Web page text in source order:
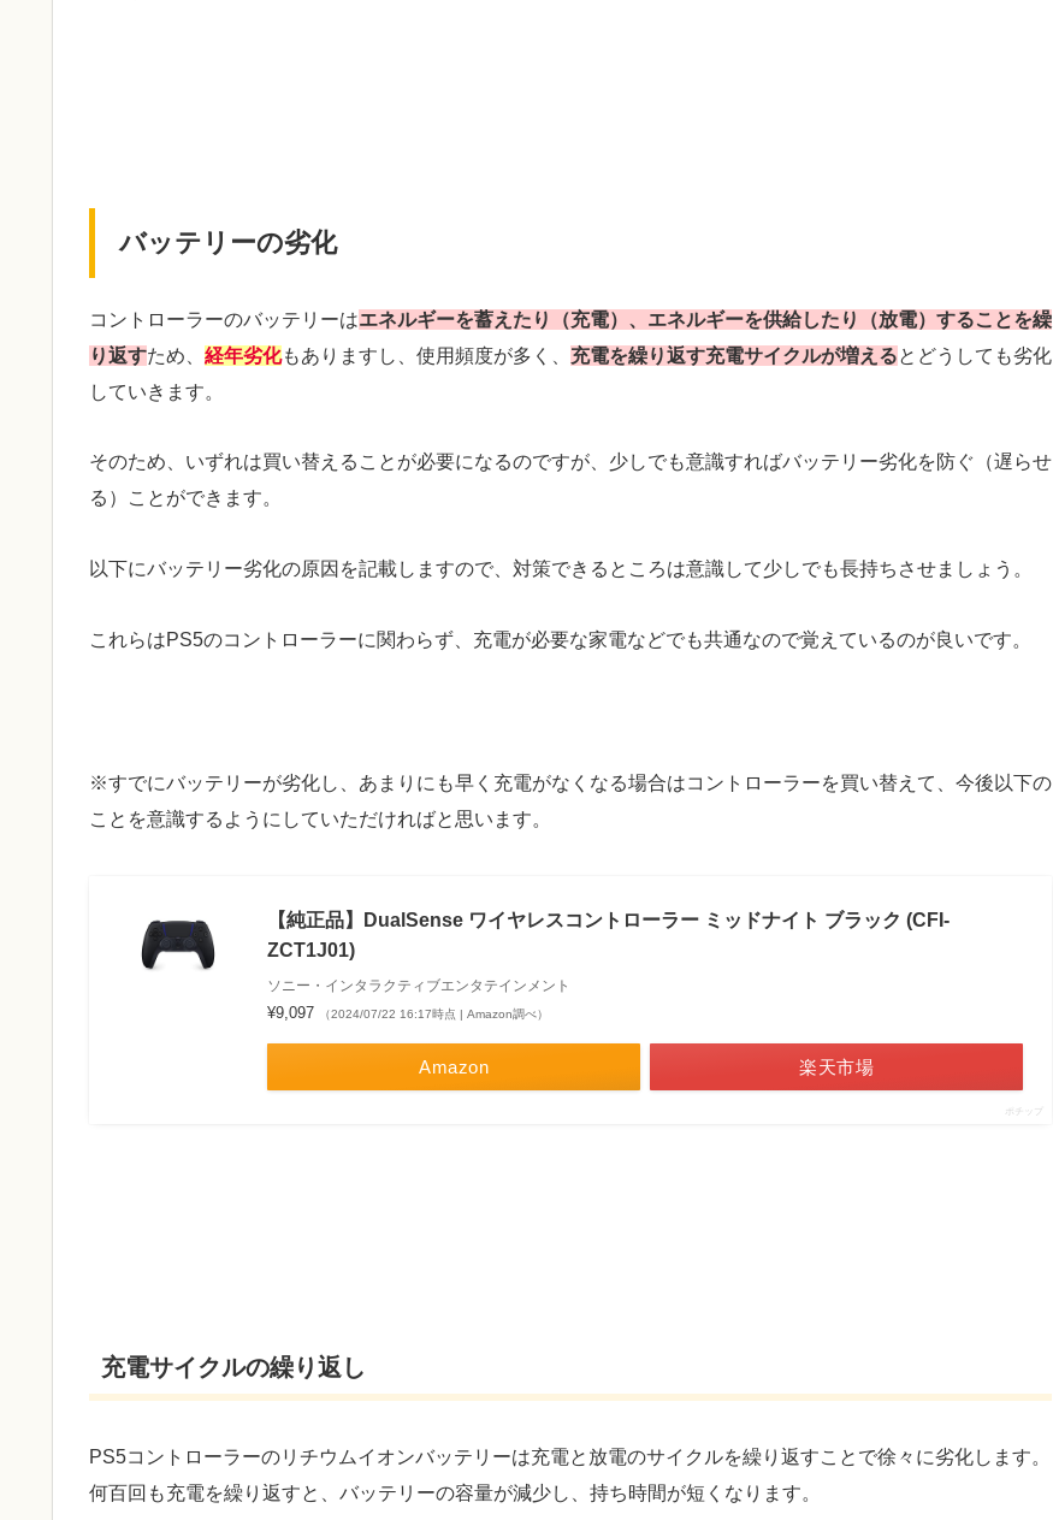
バッテリーの劣化
コントローラーのバッテリーはエネルギーを蓄えたり（充電）、エネルギーを供給したり（放電）することを繰
り返すため、 経年劣化もありますし、使用頻度が多く、 充電を繰り返す充電サイクルが増えるとどうしても劣化
していきます。
そのため、いずれは買い替えることが必要になるのですが、少しでも意識すればバッテリー劣化を防ぐ（遅らせ
る）ことができます。
以下にバッテリー劣化の原因を記載しますので、対策できるところは意識して少しでも長持ちさせましょう。
これらはPS5のコントローラーに関わらず、充電が必要な家電などでも共通なので覚えているのが良いです。
※すでにバッテリーが劣化し、あまりにも早く充電がなくなる場合はコントローラーを買い替えて、今後以下の
ことを意識するようにしていただければと思います。
【純正品】DualSense ワイヤレスコントローラー ミッドナイト ブラック (CFI-
ZCT1J01)
ソニー・インタラクティブエンタテインメント
¥9,097 （2024/07/22 16:17時点 | Amazon調べ）
Amazon 楽天市場
ポチップ
充電サイクルの繰り返し
PS5コントローラーのリチウムイオンバッテリーは充電と放電のサイクルを繰り返すことで徐々に劣化します。
何百回も充電を繰り返すと、バッテリーの容量が減少し、持ち時間が短くなります。